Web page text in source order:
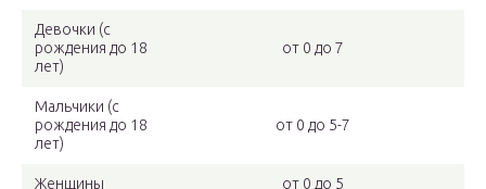
Девочки (с
рождения до 18
лет)
от 0 до 7
Мальчики (с
рождения до 18
лет)
от 0 до 5-7
Женщины от 0 до 5